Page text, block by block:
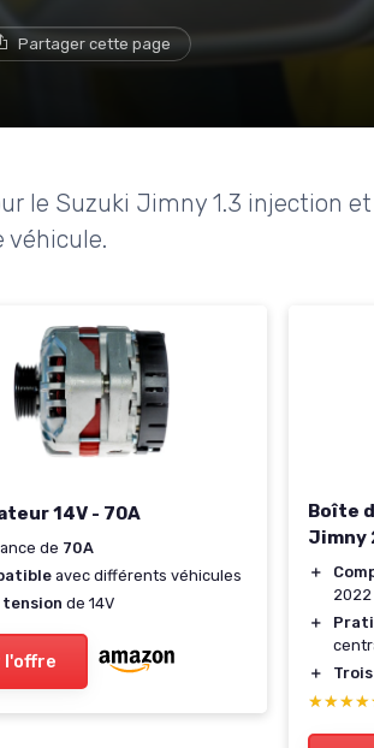
Partager cette page
le Suzuki Jimny 1.3 injection
véhicule.
14V - 70A
de 70A
avec différents véhicules
tension de 14V
l'offre
Boîte
Jimny
＋
2022
＋
＋